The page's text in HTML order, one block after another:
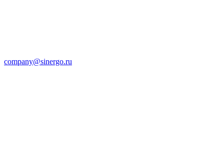
company@sinergo.ru